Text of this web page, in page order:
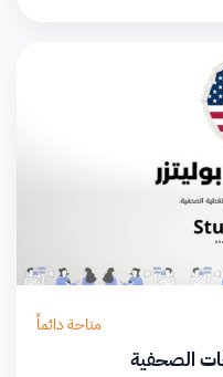
متاحة دائماً
الصحفية